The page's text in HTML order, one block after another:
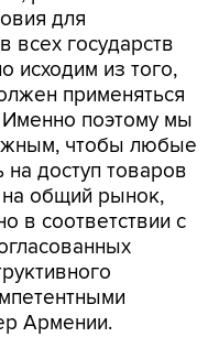
для
всех государств
исходим из того,
применяться
поэтому мы
чтобы любые
доступ товаров
на общий рынок,
в соответствии с
Армении.